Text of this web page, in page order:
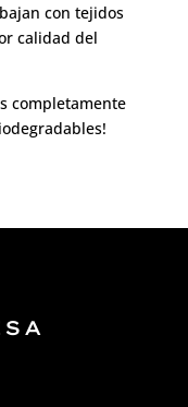
con tejidos
calidad del
completamente